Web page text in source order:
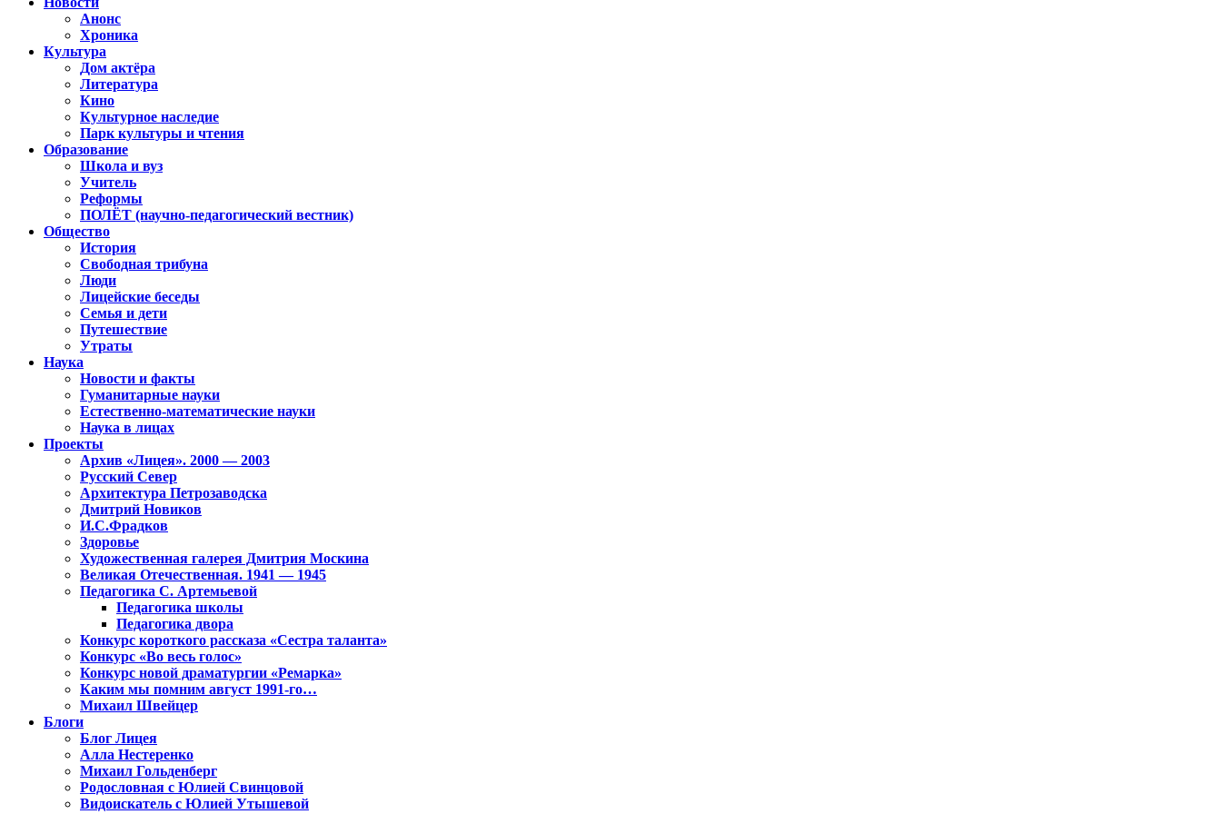
Анонс
Хроника
Культура
Дом актёра
Литература
Кино
Культурное наследие
Парк культуры и чтения
Образование
Школа и вуз
Учитель
Реформы
ПОЛЁТ (научно-педагогический вестник)
Общество
История
Свободная трибуна
Люди
Лицейские беседы
Семья и дети
Путешествие
Утраты
Наука
Новости и факты
Гуманитарные науки
Естественно-математические науки
Наука в лицах
Проекты
Архив «Лицея». 2000 — 2003
Русский Север
Архитектура Петрозаводска
Дмитрий Новиков
И.С.Фрадков
Здоровье
Художественная галерея Дмитрия Москина
Великая Отечественная. 1941 — 1945
Педагогика С. Артемьевой
Педагогика школы
Педагогика двора
Конкурс короткого рассказа «Сестра таланта»
Конкурс «Во весь голос»
Конкурс новой драматургии «Ремарка»
Каким мы помним август 1991-го…
Михаил Швейцер
Блоги
Блог Лицея
Алла Нестеренко
Михаил Гольденберг
Родословная с Юлией Свинцовой
Видоискатель с Юлией Утышевой